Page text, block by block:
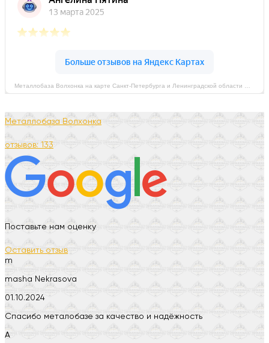
Металлобаза Волхонка
отзывов: 133
Поставьте нам оценку
Оставить отзыв
m
masha Nekrasova
01.10.2024
Спасибо металобазе за качество и надёжность
А